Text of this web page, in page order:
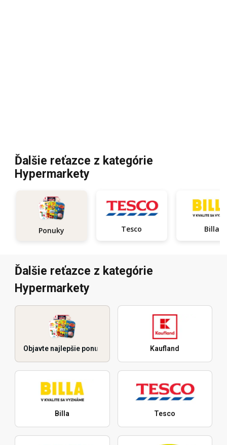
Ďalšie reťazce z kategórie
Hypermarkety
Ponuky Tesco Billa
Ďalšie reťazce z kategórie
Hypermarkety
Objavte najlepšie ponuky Kaufland
Billa Tesco